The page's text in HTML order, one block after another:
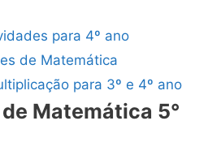
para 4º ano
de Matemática
para 3º e 4º ano
Matemática 5°